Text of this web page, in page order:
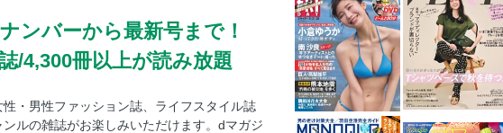
ンバーから最新号まで！
/4,300冊以上が読み放題
・男性ファッション誌、ライフスタイル誌
ルの雑誌がお楽しみいただけます。dマガジ